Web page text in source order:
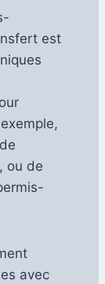
est
ou de
avec